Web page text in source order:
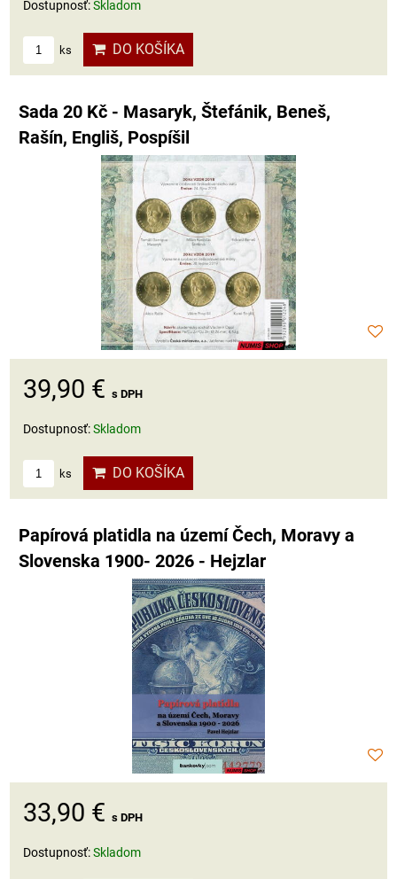
Dostupnosť:Skladom
ks DO KOŠÍKA
Sada 20 Kč - Masaryk, Štefánik, Beneš,
Rašín, Engliš, Pospíšil
39,90 € s DPH
Dostupnosť:Skladom
ks DO KOŠÍKA
Papírová platidla na území Čech, Moravy a
Slovenska 1900- 2026 - Hejzlar
33,90 € s DPH
Dostupnosť:Skladom